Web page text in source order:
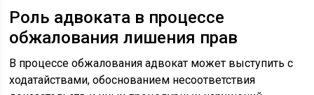
Роль адвоката в процессе
обжалования лишения прав
В процессе обжалования адвокат может выступить с
ходатайствами, обоснованием несоответствия